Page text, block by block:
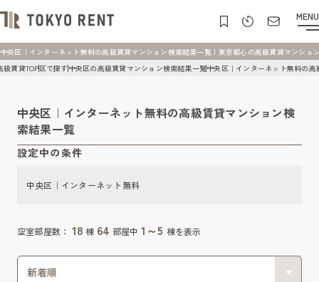
MENU
中央区｜インターネット無料の高級賃貸マンション検索結果一覧 | 東京都心の高級賃貸マンショ
級賃貸TOP区で探す中央区の高級賃貸マンション検索結果一覧中央区｜インターネット無料の
中央区｜インターネット無料の高級賃貸マンション検
索結果一覧
設定中の条件
空室部屋数： 18 棟 64 部屋中 1～5 棟を表示
中央区｜インターネット無料